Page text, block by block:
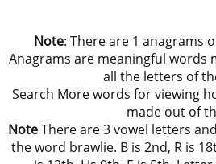
Note: There are 1 anagrams
Anagrams are meaningful words
all the letters of
Search More words for viewing
made out of
NoteThere are 3 vowel letters
the word brawlie. B is 2nd, R is